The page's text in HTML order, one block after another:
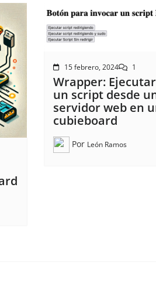
15 febrero, 2024 1
Wrapper: Ejecutar
un script desde
servidor web en
cubieboard
Por León Ramos